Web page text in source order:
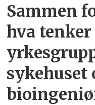
Sammen
hva tenker
sykehuset